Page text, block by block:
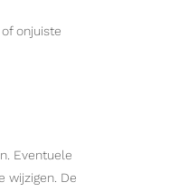
onjuiste
Eventuele
wijzigen. De